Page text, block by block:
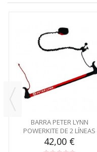
BARRA PETER LYNN
POWERKITE DE 2 LÍNEAS
42,00 €